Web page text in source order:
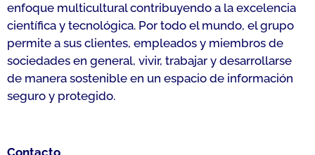
enfoque multicultural contribuyendo a la excelencia
científica y tecnológica. Por todo el mundo, el grupo
permite a sus clientes, empleados y miembros de
sociedades en general, vivir, trabajar y desarrollarse
de manera sostenible en un espacio de información
seguro y protegido.
Contacto